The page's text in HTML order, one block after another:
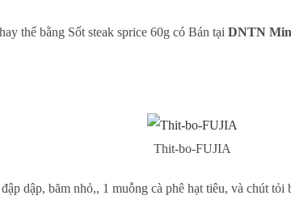
thế bằng Sốt steak sprice 60g có Bán tại DNTN
Thit-bo-FUJIA
dập, băm nhỏ,, 1 muỗng cà phê hạt tiêu, và chút